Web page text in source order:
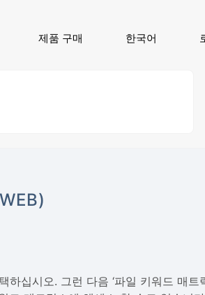
제품 구매 한국어
하십시오. 그런 다음 ‘파일 키워드 매트